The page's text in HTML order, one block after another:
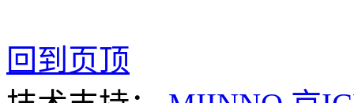
回到页顶